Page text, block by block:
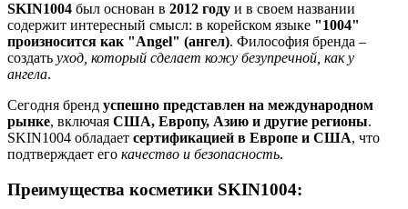
SKIN1004 был основан в 2012 году и в своем названии
содержит интересный смысл: в корейском языке "1004"
произносится как "Angel" (ангел). Философия бренда –
создать уход, который сделает кожу безупречной, как у
ангела.
Сегодня бренд успешно представлен на международном
рынке, включая США, Европу, Азию и другие регионы.
SKIN1004 обладает сертификацией в Европе и США, что
подтверждает его качество и безопасность.
Преимущества косметики SKIN1004: